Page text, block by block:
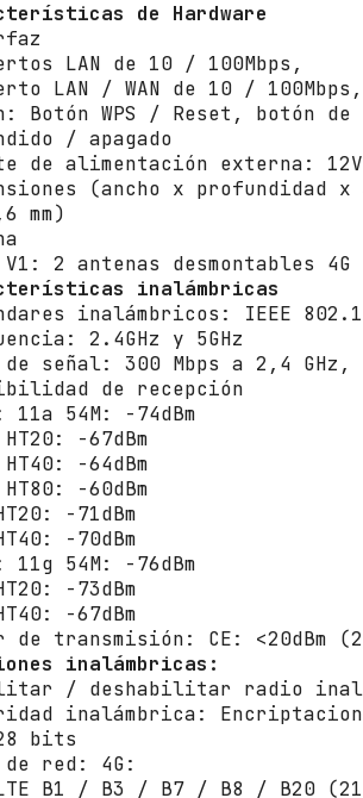
de Hardware
LAN de 10 / 100Mbps,
LAN / WAN de 10 /
Botón WPS / Reset, botón
/ apagado
de alimentación externa:
(ancho x
mm)
2 antenas desmontables 4G
inalámbricas
inalámbricos: IEEE
2.4GHz y 5GHz
de señal: 300 Mbps a 2,4 GHz,
de recepción
11a 54M: -74dBm
-67dBm
-64dBm
-60dBm
-71dBm
-70dBm
11g 54M: -76dBm
-73dBm
-67dBm
de transmisión: CE: <20dBm
inalámbricas:
/ deshabilitar radio
inalámbrica: Encriptaciones
bits
red: 4G:
LTE B1 / B3 / B7 / B8 / B20